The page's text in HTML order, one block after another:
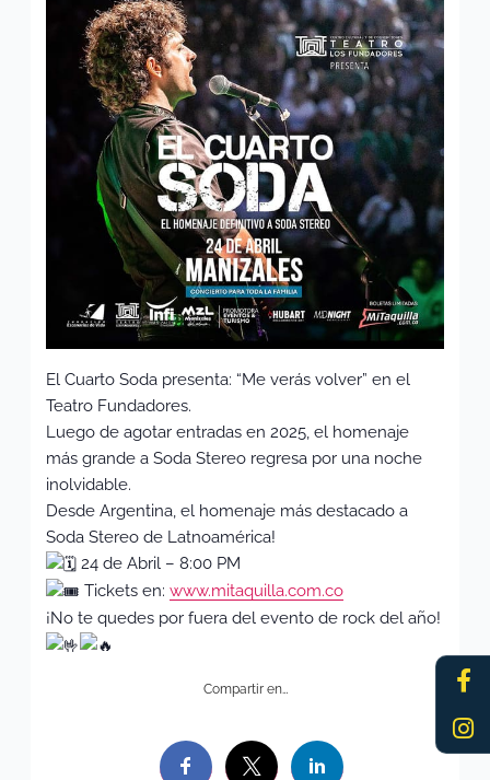
f
El Cuarto Soda presenta: “Me verás volver” en el
Teatro Fundadores.
Luego de agotar entradas en 2025, el homenaje
más grande a Soda Stereo regresa por una noche
inolvidable.
Desde Argentina, el homenaje más destacado a
Soda Stereo de Latnoamérica!
24 de Abril – 8:00 PM
Tickets en:www.mitaquilla.com.co
¡No te quedes por fuera del evento de rock del año!
Compartir en…